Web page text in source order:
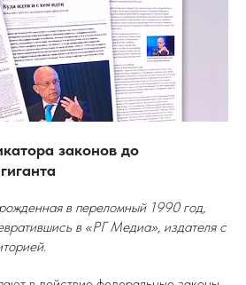
законов до
в переломный 1990 год,
в «РГ Медиа», издателя с